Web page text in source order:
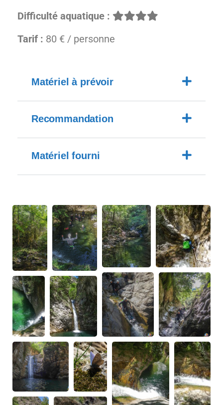
Difficulté aquatique :
Tarif : 80 € / personne
Matériel à prévoir
Recommandation
Matériel fourni